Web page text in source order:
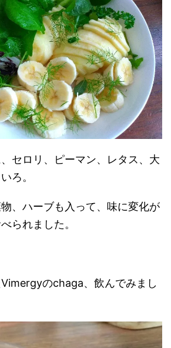
セロリ、ピーマン、レタス、大
ろ。
、ハーブも入って、味に変化が
られました。
のchaga、飲んでみまし